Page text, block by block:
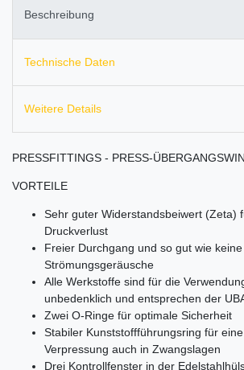
Beschreibung
Technische Daten
Weitere Details
PRESSFITTINGS - PRESS-
VORTEILE
Sehr guter Widerstandsbeiwert (Zeta)
Druckverlust
Freier Durchgang und so gut wie keine
Strömungsgeräusche
Alle Werkstoffe sind für die
unbedenklich und entsprechen der
Zwei O-Ringe für optimale Sicherheit
Stabiler Kunststoffführungsring für
Verpressung auch in Zwangslagen
Drei Kontrollfenster in der